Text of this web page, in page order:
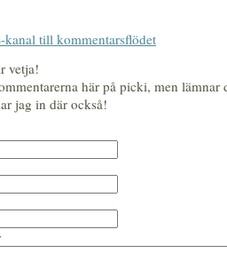
kanal till kommentarsflödet
vetja!
här på picki, men lämnar
jag in där också!